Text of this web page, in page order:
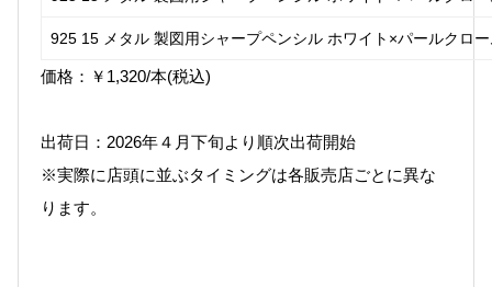
925 15 メタル 製図用シャープペンシル ホワイト×パールクロ
価格：￥1,320/本(税込)
出荷日：2026年４月下旬より順次出荷開始
※実際に店頭に並ぶタイミングは各販売店ごとに異な
ります。